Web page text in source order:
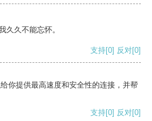
久久不能忘怀。
支持[0] 反对[0]
你提供最高速度和安全性的连接，并帮
支持[0] 反对[0]